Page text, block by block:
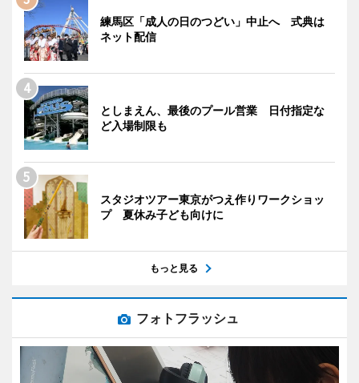
練馬区「成人の日のつどい」中止へ 式典は
ネット配信
としまえん、最後のプール営業 日付指定な
ど入場制限も
スタジオツアー東京がつえ作りワークショッ
プ 夏休み子ども向けに
もっと見る
フォトフラッシュ